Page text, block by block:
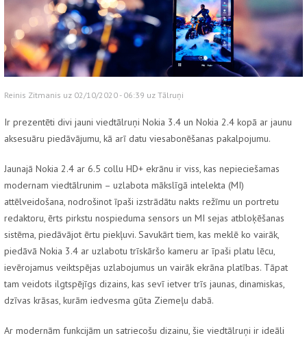
Reinis Zitmanis uz 02/10/2020 - 06:39 uz Tālruņi
Ir prezentēti divi jauni viedtālruņi Nokia 3.4 un Nokia 2.4 kopā ar jaunu
aksesuāru piedāvājumu, kā arī datu viesabonēšanas pakalpojumu.
Jaunajā Nokia 2.4 ar 6.5 collu HD+ ekrānu ir viss, kas nepieciešamas
modernam viedtālrunim – uzlabota mākslīgā intelekta (MI)
attēlveidošana, nodrošinot īpaši izstrādātu nakts režīmu un portretu
redaktoru, ērts pirkstu nospieduma sensors un MI sejas atbloķēšanas
sistēma, piedāvājot ērtu piekļuvi. Savukārt tiem, kas meklē ko vairāk,
piedāvā Nokia 3.4 ar uzlabotu trīskāršo kameru ar īpaši platu lēcu,
ievērojamus veiktspējas uzlabojumus un vairāk ekrāna platības. Tāpat
tam veidots ilgtspējīgs dizains, kas sevī ietver trīs jaunas, dinamiskas,
dzīvas krāsas, kurām iedvesma gūta Ziemeļu dabā.
Ar modernām funkcijām un satriecošu dizainu, šie viedtālruņi ir ideāli